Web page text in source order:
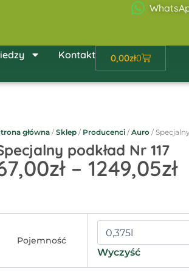
Kontakt 0,00zł0
Wózek
główna/Sklep / Producenci /Auro /
podkład Nr 117
zł – 1249,05zł
Pojemność
Wyczyść
podkład